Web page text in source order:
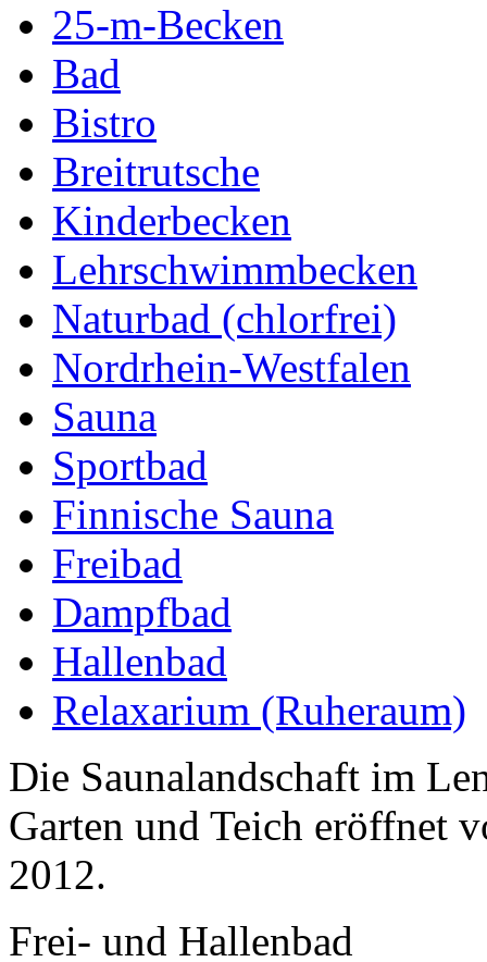
25-m-Becken
Bad
Bistro
Breitrutsche
Kinderbecken
Lehrschwimmbecken
Naturbad (chlorfrei)
Nordrhein-Westfalen
Sauna
Sportbad
Finnische Sauna
Freibad
Dampfbad
Hallenbad
Relaxarium (Ruheraum)
Die Saunalandschaft im
Garten und Teich eröffnet
2012.
Frei- und Hallenbad